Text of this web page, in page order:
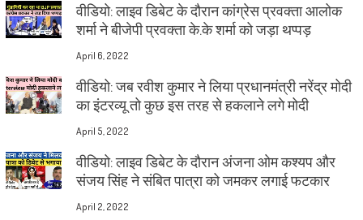
वीडियो: लाइव डिबेट के दौरान कांग्रेस प्रवक्ता आलोक
शर्मा ने बीजेपी प्रवक्ता के.के शर्मा को जड़ा थप्पड़
April 6, 2022
वीडियो: जब रवीश कुमार ने लिया प्रधानमंत्री नरेंद्र मोदी
का इंटरव्यू तो कुछ इस तरह से हकलाने लगे मोदी
April 5, 2022
वीडियो: लाइव डिबेट के दौरान अंजना ओम कश्यप और
संजय सिंह ने संबित पात्रा को जमकर लगाई फटकार
April 2, 2022